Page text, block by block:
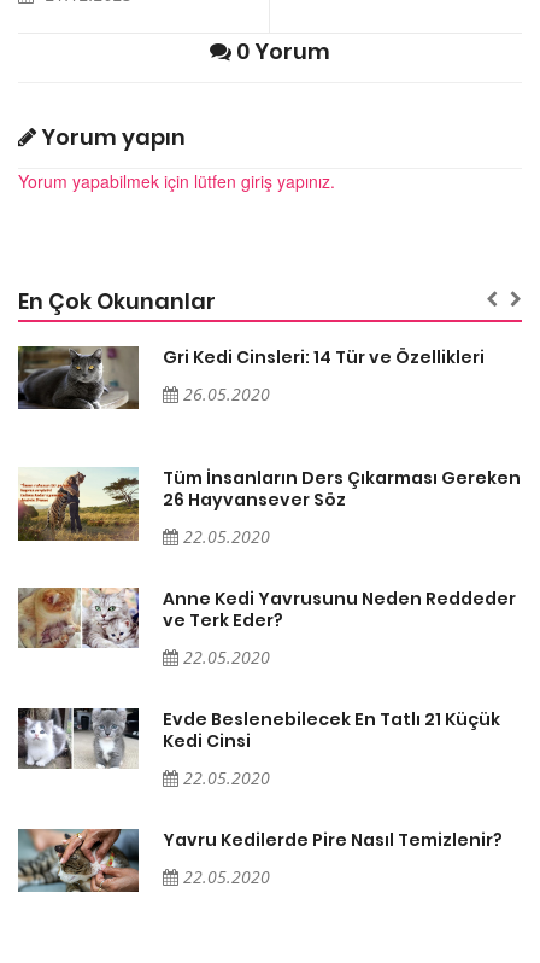
0 Yorum
Yorum yapın
Yorum yapabilmek için lütfen giriş yapınız.
En Çok Okunanlar
Gri Kedi Cinsleri: 14 Tür ve Özellikleri
26.05.2020
Tüm İnsanların Ders Çıkarması Gereken
26 Hayvansever Söz
22.05.2020
Anne Kedi Yavrusunu Neden Reddeder
ve Terk Eder?
22.05.2020
Evde Beslenebilecek En Tatlı 21 Küçük
Kedi Cinsi
22.05.2020
Yavru Kedilerde Pire Nasıl Temizlenir?
22.05.2020